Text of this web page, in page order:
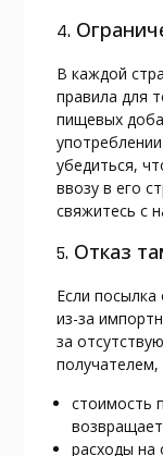
4.
В каждой
правила для
пищевых
убедиться,
ввозу в его
свяжитесь с
5. Отказ
Если
из-за
за
стоимость
расходы на